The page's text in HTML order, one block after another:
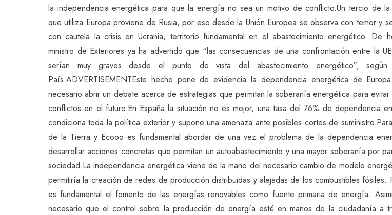
la independencia energética para que la energía no sea un motivo de conflicto.Un tercio de
que utiliza Europa proviene de Rusia, por eso desde la Unión Europea se observa con temor y
con cautela la crisis en Ucrania, territorio fundamental en el abastecimiento energético. De
ministro de Exteriores ya ha advertido que “las consecuencias de una confrontación entre la
serían muy graves desde el punto de vista del abastecimiento energético”,
País.ADVERTISEMENTEste hecho pone de evidencia la dependencia energética de
necesario abrir un debate acerca de estrategias que permitan la soberanía energética para evitar
conflictos en el futuro.En España la situación no es mejor, una tasa del 76% de dependencia
condiciona toda la política exterior y supone una amenaza ante posibles cortes de
de la Tierra y Ecooo es fundamental abordar de una vez el problema de la dependencia
desarrollar acciones concretas que permitan un autoabastecimiento y una mayor soberanía por
sociedad.La independencia energética viene de la mano del necesario cambio de modelo
permitiría la creación de redes de producción distribuidas y alejadas de los combustibles fósiles.
es fundamental el fomento de las energías renovables como fuente primaria de energía.
necesario que el control sobre la producción de energía esté en manos de la ciudadanía a